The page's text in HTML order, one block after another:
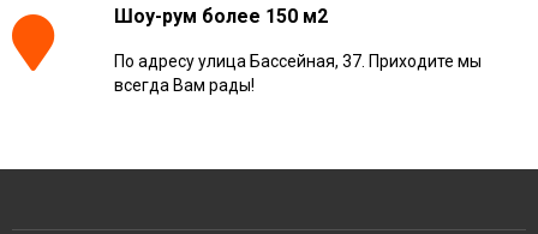
Шоу-рум более 150 м2
По адресу улица Бассейная, 37. Приходите мы
всегда Вам рады!